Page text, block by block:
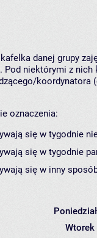
danej grupy
Pod niektórymi z nich
koordynatora
oznaczenia:
się w tygodnie
się w tygodnie
się w inny
Wtorek